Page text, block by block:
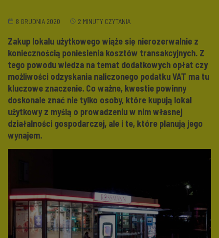
8 GRUDNIA 2020 2 MINUTY CZYTANIA
Zakup lokalu użytkowego wiąże się nierozerwalnie z
koniecznością poniesienia kosztów transakcyjnych. Z
tego powodu wiedza na temat dodatkowych opłat czy
możliwości odzyskania naliczonego podatku VAT ma tu
kluczowe znaczenie. Co ważne, kwestie powinny
doskonale znać nie tylko osoby, które kupują lokal
użytkowy z myślą o prowadzeniu w nim własnej
działalności gospodarczej, ale i te, które planują jego
wynajem.